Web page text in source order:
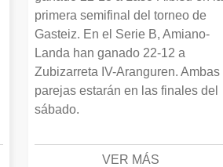
primera semifinal del torneo de
Gasteiz. En el Serie B, Amiano-
Landa han ganado 22-12 a
Zubizarreta IV-Aranguren. Ambas
parejas estarán en las finales del
sábado.
VER MÁS